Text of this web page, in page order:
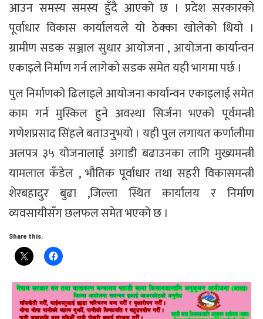
आउन समस्य समस्य हुँदै आएको छ । प्रदेश सरकारको
पूर्वाधार विकास कार्यालयले यो ठेक्का खोलेको थियो ।
ग्रामीण सडक सञ्जाल सुधार आयोजना , आयोजना कार्यान्वन
एकाइले निर्माण गर्न लागेको सडक समेत यही भागमा पर्छ ।
पुल निर्माणको ढिलाइले आयोजना कार्यान्वन एकाइलाई समेत
काम गर्न मुस्किल हुने अवस्था सिर्जना भएको पूर्वमन्त्री
गणेशप्रसाद सिंहले बताउनुभयो । यही पुल लगायत कर्णालीमा
अलपत्र ३५ योजनालाई अगाडी बढाउनका लागि मुख्यमन्त्री
यामलाल कँडेल , भौतिक पूर्वाधार तथा सहरी विकासमन्त्री
शेरबहादुर बुढा ,जिल्ला स्थित कार्यालय र निर्माण
व्यवसायीसँग छलफल समेत भएको छ ।
Share this: